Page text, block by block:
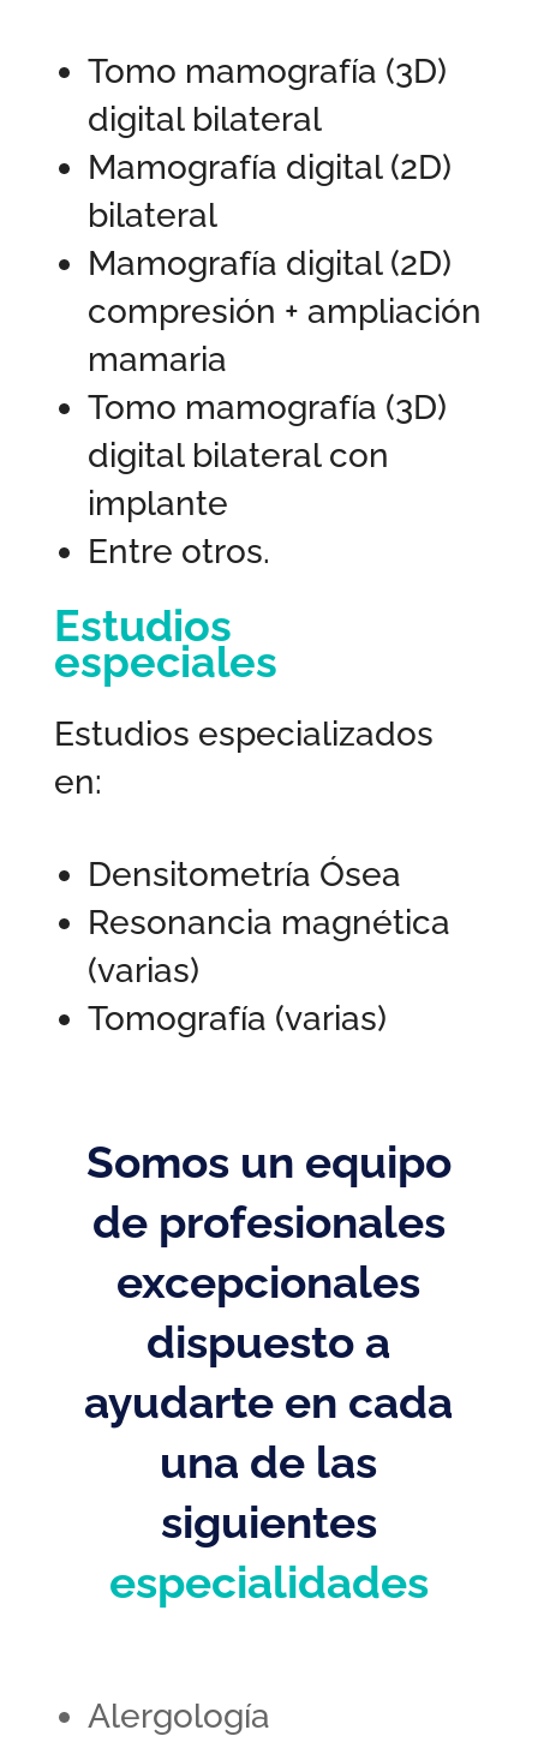
Tomo mamografía (3D)
digital bilateral
Mamografía digital (2D)
bilateral
Mamografía digital (2D)
compresión + ampliación
mamaria
Tomo mamografía (3D)
digital bilateral con
implante
Entre otros.
Estudios
especiales
Estudios especializados
en:
Densitometría Ósea
Resonancia magnética
(varias)
Tomografía (varias)
Somos un equipo
de profesionales
excepcionales
dispuesto a
ayudarte en cada
una de las
siguientes
especialidades
Alergología